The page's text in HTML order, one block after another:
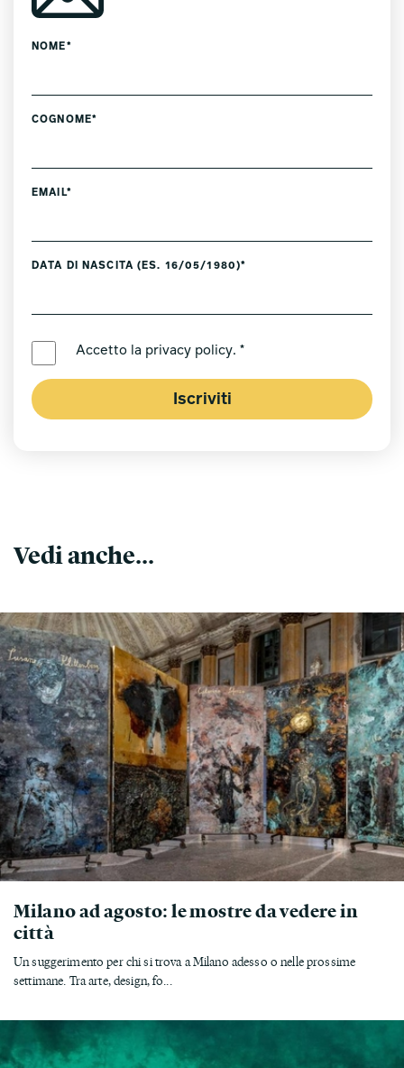
NOME*
COGNOME*
EMAIL*
DATA DI NASCITA (ES. 16/05/1980)*
Accetto la privacy policy. *
Iscriviti
Vedi anche...
Milano ad agosto: le mostre da vedere in
città
Un suggerimento per chi si trova a Milano adesso o nelle prossime
settimane. Tra arte, design, fo...